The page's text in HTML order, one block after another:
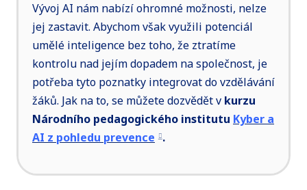
Vývoj AI nám nabízí ohromné možnosti, nelze
jej zastavit. Abychom však využili potenciál
umělé inteligence bez toho, že ztratíme
kontrolu nad jejím dopadem na společnost, je
potřeba tyto poznatky integrovat do vzdělávání
žáků. Jak na to, se můžete dozvědět v kurzu
Národního pedagogického institutu Kyber a
AI z pohledu prevence .